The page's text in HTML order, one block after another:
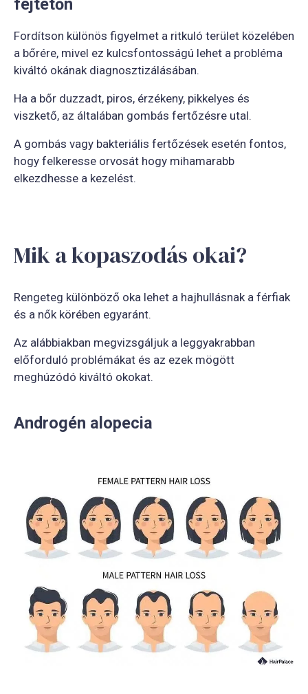
Fordítson különös figyelmet a ritkuló terület közelében
a bőrére, mivel ez kulcsfontosságú lehet a probléma
kiváltó okának diagnosztizálásában.
Ha a bőr duzzadt, piros, érzékeny, pikkelyes és
viszkető, az általában gombás fertőzésre utal.
A gombás vagy bakteriális fertőzések esetén fontos,
hogy felkeresse orvosát hogy mihamarabb
elkezdhesse a kezelést.
Mik a kopaszodás okai?
Rengeteg különböző oka lehet a hajhullásnak a férfiak
és a nők körében egyaránt.
Az alábbiakban megvizsgáljuk a leggyakrabban
előforduló problémákat és az ezek mögött
meghúzódó kiváltó okokat.
Androgén alopecia